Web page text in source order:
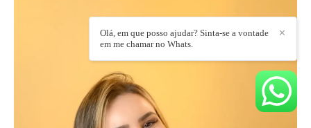
✕
Olá, em que posso ajudar? Sinta-se a vontade
em me chamar no Whats.